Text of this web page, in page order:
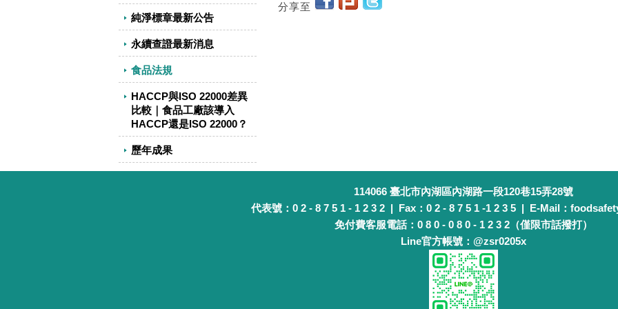
純淨標章最新公告
永續查證最新消息
食品法規
HACCP與ISO 22000差異
比較｜食品工廠該導入
HACCP還是ISO 22000？
歷年成果
分享至
114066 臺北市內湖區內湖路一段120巷15弄28號
代表號：0 2 - 8 7 5 1 - 1 2 3 2 | Fax：0 2 - 8 7 5 1 -1 2 3 5 | E-Mail：
免付費客服電話：0 8 0 - 0 8 0 - 1 2 3 2（僅限市話撥打）
Line官方帳號：@zsr0205x